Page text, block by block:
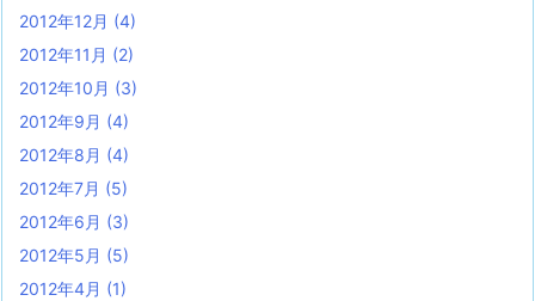
2012年12月 (4)
2012年11月 (2)
2012年10月 (3)
2012年9月 (4)
2012年8月 (4)
2012年7月 (5)
2012年6月 (3)
2012年5月 (5)
2012年4月 (1)